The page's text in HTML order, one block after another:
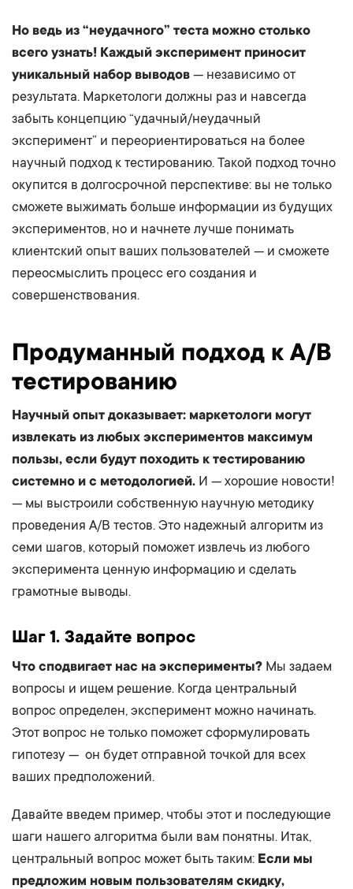
Но ведь из “неудачного” теста можно столько
всего узнать! Каждый эксперимент приносит
уникальный набор выводов — независимо от
результата. Маркетологи должны раз и навсегда
забыть концепцию “удачный/неудачный
эксперимент” и переориентироваться на более
научный подход к тестированию. Такой подход точно
окупится в долгосрочной перспективе: вы не только
сможете выжимать больше информации из будущих
экспериментов, но и начнете лучше понимать
клиентский опыт ваших пользователей — и сможете
переосмыслить процесс его создания и
совершенствования.
Продуманный подход к A/B
тестированию
Научный опыт доказывает: маркетологи могут
извлекать из любых экспериментов максимум
пользы, если будут походить к тестированию
системно и с методологией. И — хорошие новости!
— мы выстроили собственную научную методику
проведения A/B тестов. Это надежный алгоритм из
семи шагов, который поможет извлечь из любого
эксперимента ценную информацию и сделать
грамотные выводы.
Шаг 1. Задайте вопрос
Что сподвигает нас на эксперименты? Мы задаем
вопросы и ищем решение. Когда центральный
вопрос определен, эксперимент можно начинать.
Этот вопрос не только поможет сформулировать
гипотезу — он будет отправной точкой для всех
ваших предположений.
Давайте введем пример, чтобы этот и последующие
шаги нашего алгоритма были вам понятны. Итак,
центральный вопрос может быть таким: Если мы
предложим новым пользователям скидку,